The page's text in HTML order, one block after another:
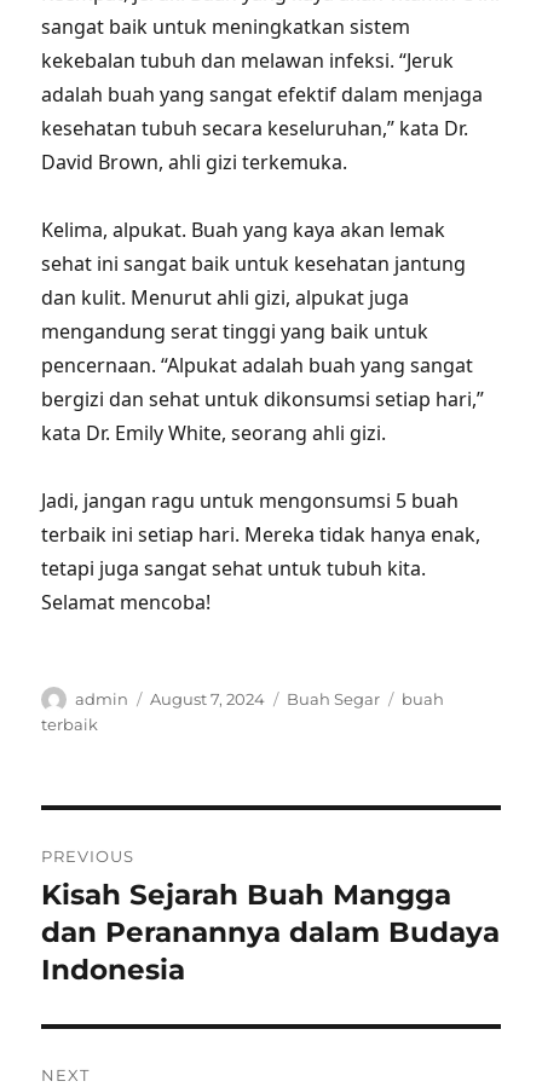
sangat baik untuk meningkatkan sistem
kekebalan tubuh dan melawan infeksi. “Jeruk
adalah buah yang sangat efektif dalam menjaga
kesehatan tubuh secara keseluruhan,” kata Dr.
David Brown, ahli gizi terkemuka.
Kelima, alpukat. Buah yang kaya akan lemak
sehat ini sangat baik untuk kesehatan jantung
dan kulit. Menurut ahli gizi, alpukat juga
mengandung serat tinggi yang baik untuk
pencernaan. “Alpukat adalah buah yang sangat
bergizi dan sehat untuk dikonsumsi setiap hari,”
kata Dr. Emily White, seorang ahli gizi.
Jadi, jangan ragu untuk mengonsumsi 5 buah
terbaik ini setiap hari. Mereka tidak hanya enak,
tetapi juga sangat sehat untuk tubuh kita.
Selamat mencoba!
Author
admin
Posted
August 7, 2024 Categories
Buah Segar Tags
buah
terbaik
navigation
PREVIOUS
Previous
post:
Kisah Sejarah Buah Mangga
dan Peranannya dalam Budaya
Indonesia
NEXT